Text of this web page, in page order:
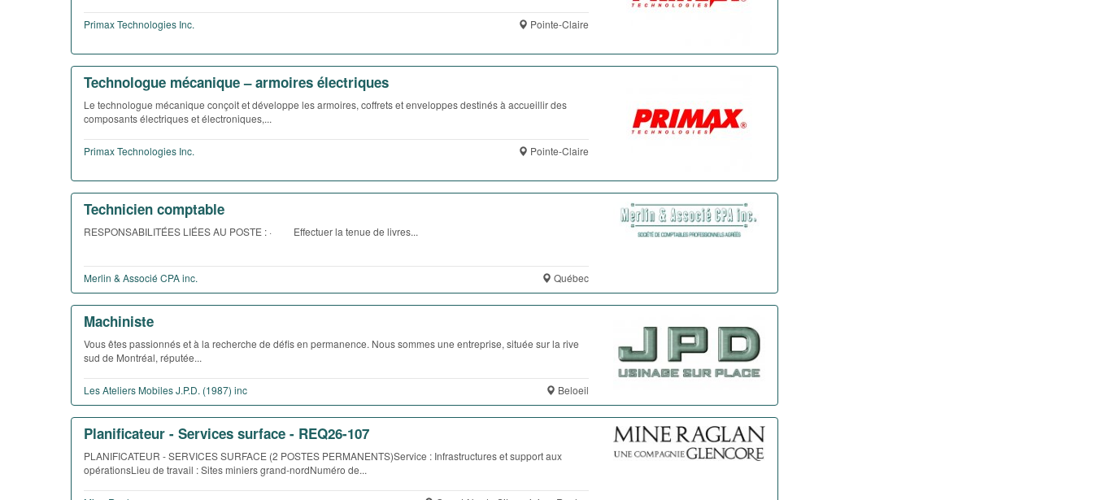
Primax Technologies Inc. Pointe-Claire
Technologue mécanique – armoires électriques
Le technologue mécanique conçoit et développe les armoires, coffrets et enveloppes destinés à accueillir des
composants électriques et électroniques,...
Primax Technologies Inc. Pointe-Claire
Technicien comptable
RESPONSABILITÉES LIÉES AU POSTE : · Effectuer la tenue de livres...
Merlin & Associé CPA inc. Québec
Machiniste
Vous êtes passionnés et à la recherche de défis en permanence. Nous sommes une entreprise, située sur la rive
sud de Montréal, réputée...
Les Ateliers Mobiles J.P.D. (1987) inc Beloeil
Planificateur - Services surface - REQ26-107
PLANIFICATEUR - SERVICES SURFACE (2 POSTES PERMANENTS)Service : Infrastructures et support aux
opérationsLieu de travail : Sites miniers grand-nordNuméro de...